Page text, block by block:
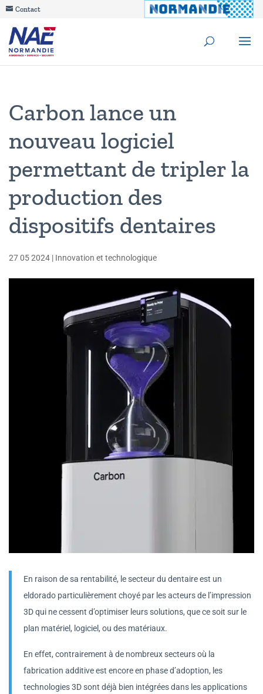
Contact
Carbon lance un
nouveau logiciel
permettant de tripler la
production des
dispositifs dentaires
27 05 2024 | Innovation et technologique
En raison de sa rentabilité, le secteur du dentaire est un
eldorado particulièrement choyé par les acteurs de l’impression
3D qui ne cessent d’optimiser leurs solutions, que ce soit sur le
plan matériel, logiciel, ou des matériaux.
En effet, contrairement à de nombreux secteurs où la
fabrication additive est encore en phase d’adoption, les
technologies 3D sont déjà bien intégrées dans les applications